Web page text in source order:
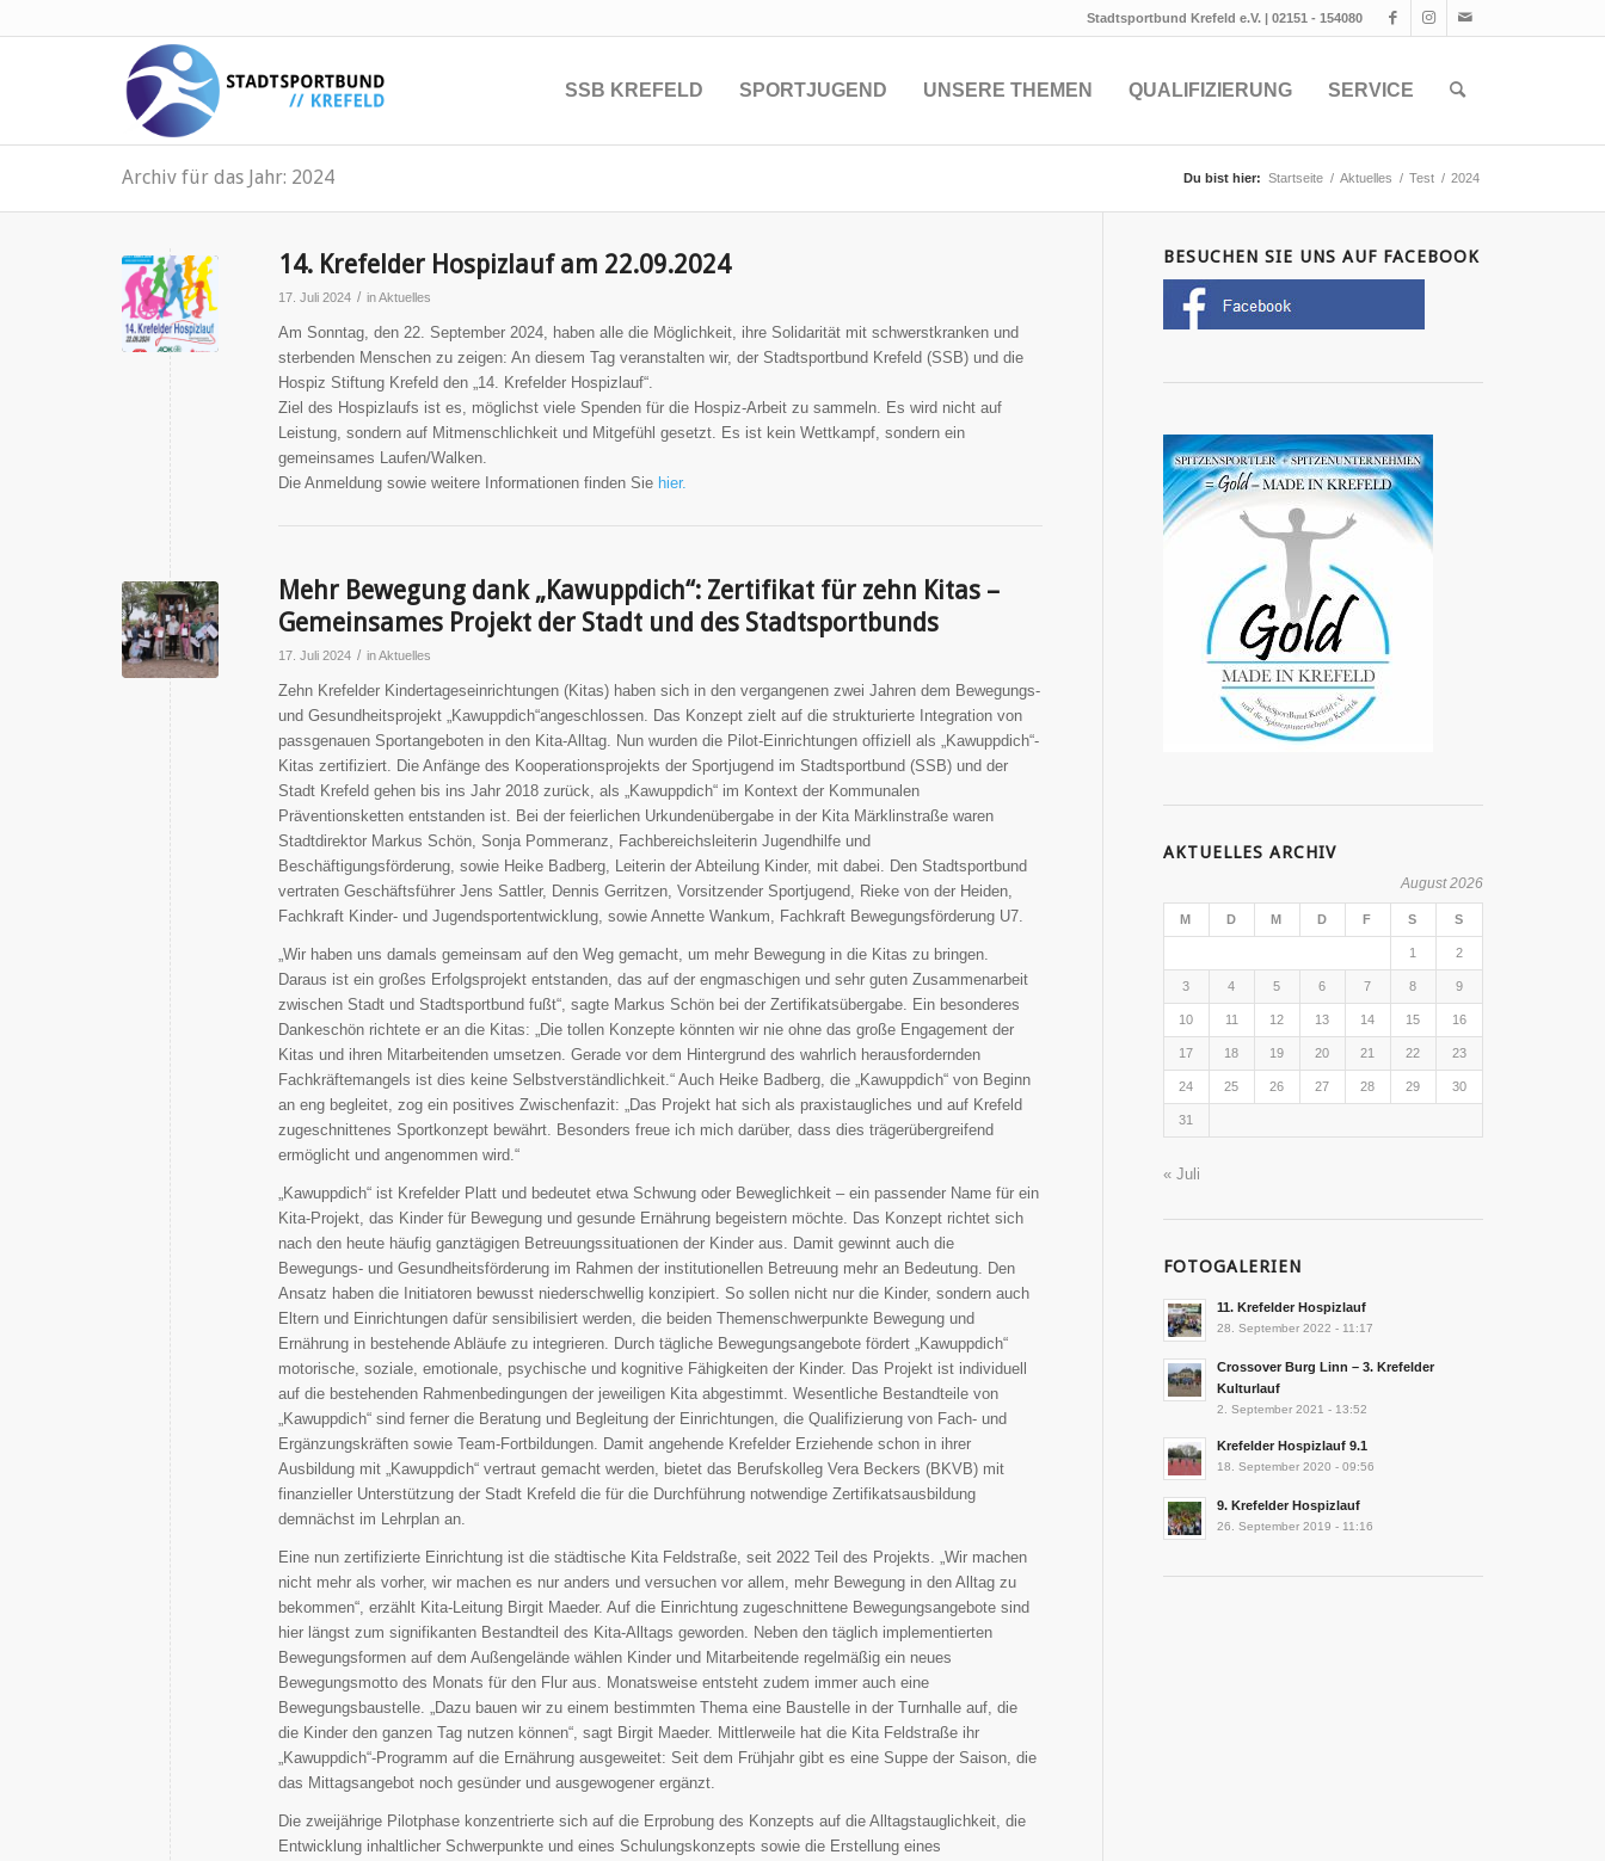
Stadtsportbund Krefeld e.V. | 02151 - 154080
SSB KREFELD SPORTJUGEND UNSERE THEMEN QUALIFIZIERUNG SERVICE
Archiv für das Jahr: 2024 Du bist hier: Startseite / Aktuelles / Test / 2024
14. Krefelder Hospizlauf am 22.09.2024
17. Juli 2024 / inAktuelles
Am Sonntag, den 22. September 2024, haben alle die Möglichkeit, ihre Solidarität mit schwerstkranken und
sterbenden Menschen zu zeigen: An diesem Tag veranstalten wir, der Stadtsportbund Krefeld (SSB) und die
Hospiz Stiftung Krefeld den „14. Krefelder Hospizlauf“.
Ziel des Hospizlaufs ist es, möglichst viele Spenden für die Hospiz-Arbeit zu sammeln. Es wird nicht auf
Leistung, sondern auf Mitmenschlichkeit und Mitgefühl gesetzt. Es ist kein Wettkampf, sondern ein
gemeinsames Laufen/Walken.
Die Anmeldung sowie weitere Informationen finden Sie hier.
Mehr Bewegung dank „Kawuppdich“: Zertifikat für zehn Kitas –
Gemeinsames Projekt der Stadt und des Stadtsportbunds
17. Juli 2024 / inAktuelles
Zehn Krefelder Kindertageseinrichtungen (Kitas) haben sich in den vergangenen zwei Jahren dem Bewegungs-
und Gesundheitsprojekt „Kawuppdich“angeschlossen. Das Konzept zielt auf die strukturierte Integration von
passgenauen Sportangeboten in den Kita-Alltag. Nun wurden die Pilot-Einrichtungen offiziell als „Kawuppdich“-
Kitas zertifiziert. Die Anfänge des Kooperationsprojekts der Sportjugend im Stadtsportbund (SSB) und der
Stadt Krefeld gehen bis ins Jahr 2018 zurück, als „Kawuppdich“ im Kontext der Kommunalen
Präventionsketten entstanden ist. Bei der feierlichen Urkundenübergabe in der Kita Märklinstraße waren
Stadtdirektor Markus Schön, Sonja Pommeranz, Fachbereichsleiterin Jugendhilfe und
Beschäftigungsförderung, sowie Heike Badberg, Leiterin der Abteilung Kinder, mit dabei. Den Stadtsportbund
vertraten Geschäftsführer Jens Sattler, Dennis Gerritzen, Vorsitzender Sportjugend, Rieke von der Heiden,
Fachkraft Kinder- und Jugendsportentwicklung, sowie Annette Wankum, Fachkraft Bewegungsförderung U7.
„Wir haben uns damals gemeinsam auf den Weg gemacht, um mehr Bewegung in die Kitas zu bringen.
Daraus ist ein großes Erfolgsprojekt entstanden, das auf der engmaschigen und sehr guten Zusammenarbeit
zwischen Stadt und Stadtsportbund fußt“, sagte Markus Schön bei der Zertifikatsübergabe. Ein besonderes
Dankeschön richtete er an die Kitas: „Die tollen Konzepte könnten wir nie ohne das große Engagement der
Kitas und ihren Mitarbeitenden umsetzen. Gerade vor dem Hintergrund des wahrlich herausfordernden
Fachkräftemangels ist dies keine Selbstverständlichkeit.“ Auch Heike Badberg, die „Kawuppdich“ von Beginn
an eng begleitet, zog ein positives Zwischenfazit: „Das Projekt hat sich als praxistaugliches und auf Krefeld
zugeschnittenes Sportkonzept bewährt. Besonders freue ich mich darüber, dass dies trägerübergreifend
ermöglicht und angenommen wird.“
„Kawuppdich“ ist Krefelder Platt und bedeutet etwa Schwung oder Beweglichkeit – ein passender Name für ein
Kita-Projekt, das Kinder für Bewegung und gesunde Ernährung begeistern möchte. Das Konzept richtet sich
nach den heute häufig ganztägigen Betreuungssituationen der Kinder aus. Damit gewinnt auch die
Bewegungs- und Gesundheitsförderung im Rahmen der institutionellen Betreuung mehr an Bedeutung. Den
Ansatz haben die Initiatoren bewusst niederschwellig konzipiert. So sollen nicht nur die Kinder, sondern auch
Eltern und Einrichtungen dafür sensibilisiert werden, die beiden Themenschwerpunkte Bewegung und
Ernährung in bestehende Abläufe zu integrieren. Durch tägliche Bewegungsangebote fördert „Kawuppdich“
motorische, soziale, emotionale, psychische und kognitive Fähigkeiten der Kinder. Das Projekt ist individuell
auf die bestehenden Rahmenbedingungen der jeweiligen Kita abgestimmt. Wesentliche Bestandteile von
„Kawuppdich“ sind ferner die Beratung und Begleitung der Einrichtungen, die Qualifizierung von Fach- und
Ergänzungskräften sowie Team-Fortbildungen. Damit angehende Krefelder Erziehende schon in ihrer
Ausbildung mit „Kawuppdich“ vertraut gemacht werden, bietet das Berufskolleg Vera Beckers (BKVB) mit
finanzieller Unterstützung der Stadt Krefeld die für die Durchführung notwendige Zertifikatsausbildung
demnächst im Lehrplan an.
Eine nun zertifizierte Einrichtung ist die städtische Kita Feldstraße, seit 2022 Teil des Projekts. „Wir machen
nicht mehr als vorher, wir machen es nur anders und versuchen vor allem, mehr Bewegung in den Alltag zu
bekommen“, erzählt Kita-Leitung Birgit Maeder. Auf die Einrichtung zugeschnittene Bewegungsangebote sind
hier längst zum signifikanten Bestandteil des Kita-Alltags geworden. Neben den täglich implementierten
Bewegungsformen auf dem Außengelände wählen Kinder und Mitarbeitende regelmäßig ein neues
Bewegungsmotto des Monats für den Flur aus. Monatsweise entsteht zudem immer auch eine
Bewegungsbaustelle. „Dazu bauen wir zu einem bestimmten Thema eine Baustelle in der Turnhalle auf, die
die Kinder den ganzen Tag nutzen können“, sagt Birgit Maeder. Mittlerweile hat die Kita Feldstraße ihr
„Kawuppdich“-Programm auf die Ernährung ausgeweitet: Seit dem Frühjahr gibt es eine Suppe der Saison, die
das Mittagsangebot noch gesünder und ausgewogener ergänzt.
Die zweijährige Pilotphase konzentrierte sich auf die Erprobung des Konzepts auf die Alltagstauglichkeit, die
Entwicklung inhaltlicher Schwerpunkte und eines Schulungskonzepts sowie die Erstellung eines
BESUCHEN SIE UNS AUF FACEBOOK
AKTUELLES ARCHIV
August 2026
M D M D F S S
1 2
3 4 5 6 7 8 9
10 11 12 13 14 15 16
17 18 19 20 21 22 23
24 25 26 27 28 29 30
31
« Juli
FOTOGALERIEN
11. Krefelder Hospizlauf
28. September 2022 - 11:17
Crossover Burg Linn – 3. Krefelder
Kulturlauf
2. September 2021 - 13:52
Krefelder Hospizlauf 9.1
18. September 2020 - 09:56
9. Krefelder Hospizlauf
26. September 2019 - 11:16